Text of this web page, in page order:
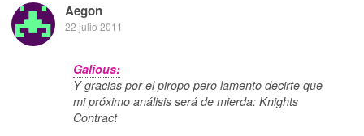
Aegon
22 julio 2011
Galious:
Y gracias por el piropo pero lamento decirte que
mi próximo análisis será de mierda: Knights
Contract